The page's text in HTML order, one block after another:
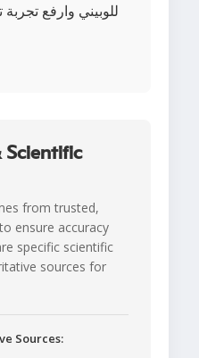
للوبيني وارفع تجربة
Scientific
from trusted,
ensure accuracy
specific scientific
sources for
Sources: